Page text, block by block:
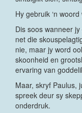
Hy gebruik ‘n
Dis soos wanneer
net die
nie, maar jy word
skoonheid en
ervaring van
Maar, skryf Paulus,
spreek deur sy
onderdruk.